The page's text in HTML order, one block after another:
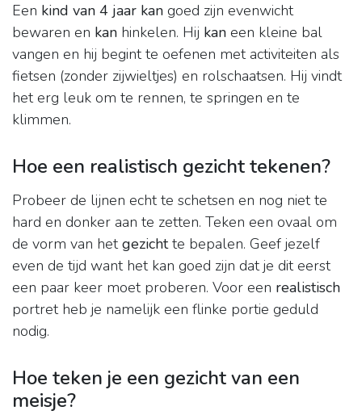
Een kind van 4 jaar kan goed zijn evenwicht
bewaren en kan hinkelen. Hij kan een kleine bal
vangen en hij begint te oefenen met activiteiten als
fietsen (zonder zijwieltjes) en rolschaatsen. Hij vindt
het erg leuk om te rennen, te springen en te
klimmen.
Hoe een realistisch gezicht tekenen?
Probeer de lijnen echt te schetsen en nog niet te
hard en donker aan te zetten. Teken een ovaal om
de vorm van hetgezichtte bepalen. Geef jezelf
even de tijd want het kan goed zijn dat je dit eerst
een paar keer moet proberen. Voor een realistisch
portret heb je namelijk een flinke portie geduld
nodig.
Hoe teken je een gezicht van een
meisje?